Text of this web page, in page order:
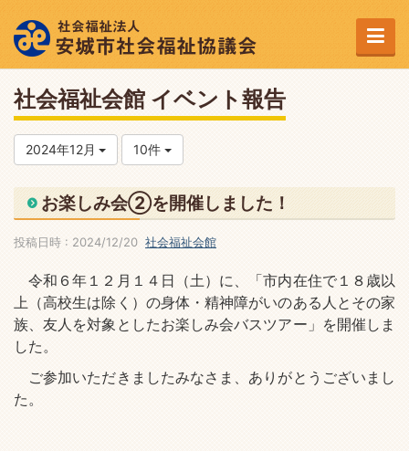
社会福祉会館 イベント報告
2024年12月 10件
お楽しみ会②を開催しました！
投稿日時 : 2024/12/20 社会福祉会館
令和６年１２月１４日（土）に、「市内在住で１８歳以
上（高校生は除く）の身体・精神障がいのある人とその家
族、友人を対象としたお楽しみ会バスツアー」を開催しま
した。
ご参加いただきましたみなさま、ありがとうございまし
た。